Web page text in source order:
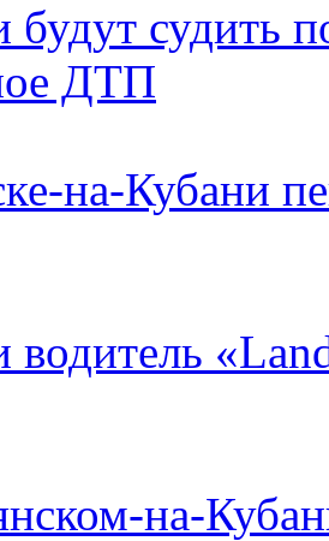
судить
ДТП
на-Кубани
на-